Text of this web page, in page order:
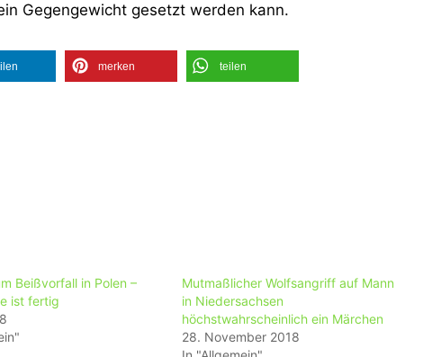
Gegengewicht gesetzt werden kann.
merken teilen
Beißvorfall in Polen –
ist fertig
Mutmaßlicher Wolfsangriff auf Mann
in Niedersachsen
höchstwahrscheinlich ein Märchen
28. November 2018